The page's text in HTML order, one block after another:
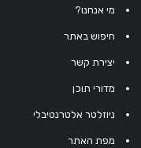
מי אנחנו?
חיפוש באתר
יצירת קשר
מדורי תוכן
ניוזלטר אלטרנטיבלי
מפת האתר